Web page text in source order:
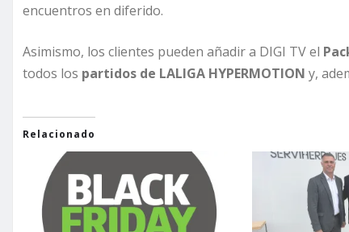
encuentros en diferido.
Asimismo, los clientes pueden añadir a DIGI TV el
todos los partidos de LALIGA HYPERMOTION y,
Relacionado